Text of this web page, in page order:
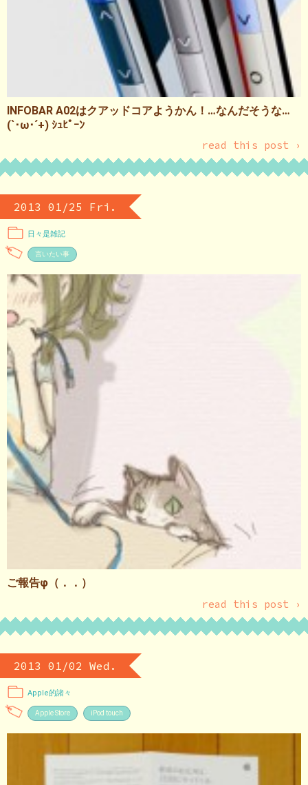
INFOBAR A02はクアッドコアようかん！…なんだそうな…
(`･ω･´+) ｼｭﾋﾟｰﾝ
read this post ›
2013 01/25 Fri.
日々是雑記
言いたい事
ご報告φ（．．）
read this post ›
2013 01/02 Wed.
Apple的諸々
Apple Store iPod touch